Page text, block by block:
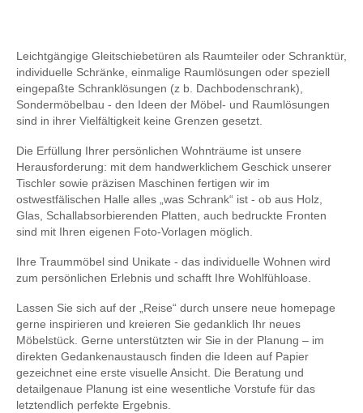
Leichtgängige Gleitschiebetüren als Raumteiler oder Schranktür,
individuelle Schränke, einmalige Raumlösungen oder speziell
eingepaßte Schranklösungen (z b. Dachbodenschrank),
Sondermöbelbau - den Ideen der Möbel- und Raumlösungen
sind in ihrer Vielfältigkeit keine Grenzen gesetzt.
Die Erfüllung Ihrer persönlichen Wohnträume ist unsere
Herausforderung: mit dem handwerklichem Geschick unserer
Tischler sowie präzisen Maschinen fertigen wir im
ostwestfälischen Halle alles „was Schrank“ ist - ob aus Holz,
Glas, Schallabsorbierenden Platten, auch bedruckte Fronten
sind mit Ihren eigenen Foto-Vorlagen möglich.
Ihre Traummöbel sind Unikate - das individuelle Wohnen wird
zum persönlichen Erlebnis und schafft Ihre Wohlfühloase.
Lassen Sie sich auf der „Reise“ durch unsere neue homepage
gerne inspirieren und kreieren Sie gedanklich Ihr neues
Möbelstück. Gerne unterstützten wir Sie in der Planung – im
direkten Gedankenaustausch finden die Ideen auf Papier
gezeichnet eine erste visuelle Ansicht. Die Beratung und
detailgenaue Planung ist eine wesentliche Vorstufe für das
letztendlich perfekte Ergebnis.